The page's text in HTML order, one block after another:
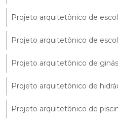
Projeto arquitetônico de
Projeto arquitetônico de
Projeto arquitetônico de
Projeto arquitetônico de
Projeto arquitetônico de